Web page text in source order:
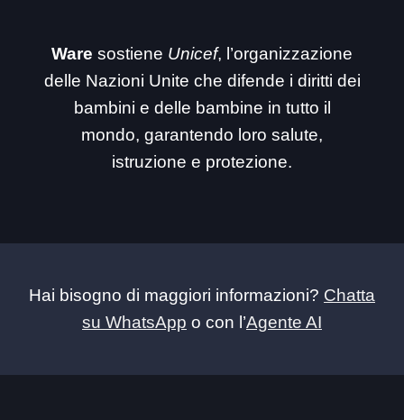
Ware sostiene Unicef, l’organizzazione
delle Nazioni Unite che difende i diritti dei
bambini e delle bambine in tutto il
mondo, garantendo loro salute,
istruzione e protezione.
Hai bisogno di maggiori informazioni? Chatta
su WhatsApp o con l’Agente AI